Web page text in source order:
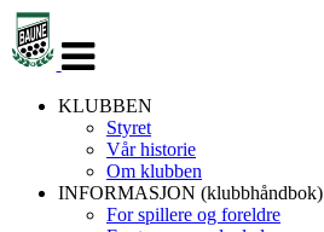
navigasjon
KLUBBEN
Styret
Vår historie
Om klubben
INFORMASJON (klubbhåndbok)
For spillere og foreldre